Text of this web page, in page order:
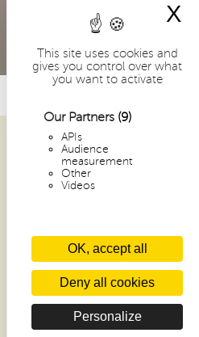
This site uses cookies and
gives you control over what
you want to activate
Our Partners (9)
APIs
Audience
measurement
Other
Videos
OK, accept all
Deny all cookies
Personalize
X
SHOP GENERAL TERMS
ABBAYE SAINT-PIERRE DE
1 PLACE DOM GUÉRANGER
72 300 SOLESMES
RECENT ARTICLES
CONTACTS
GLOSSARY
SHOP GENERAL TERMS AND
DONATE